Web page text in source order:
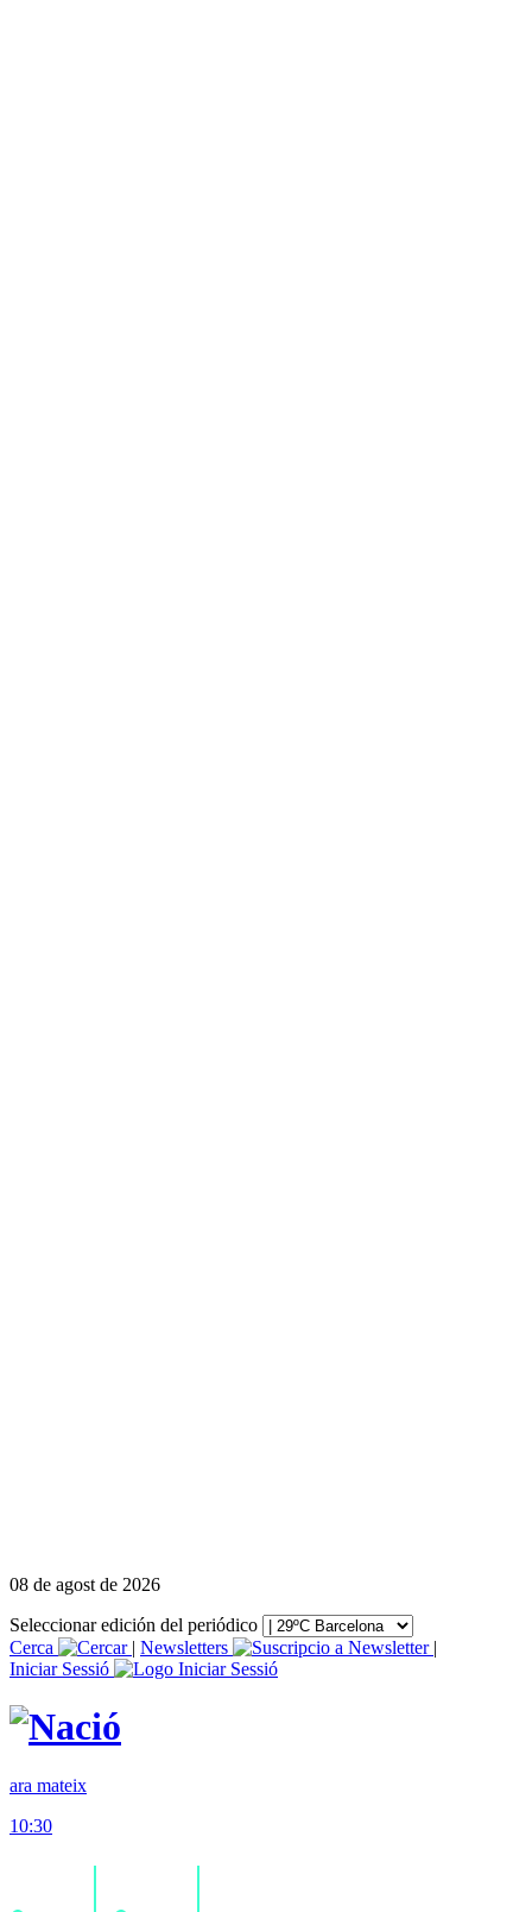
08 de agost de 2026
Seleccionar edición del periódico
Cerca
| Newsletters
|
Iniciar Sessió
ara mateix
10:30